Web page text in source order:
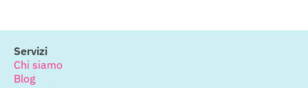
Servizi
Chi siamo
Blog